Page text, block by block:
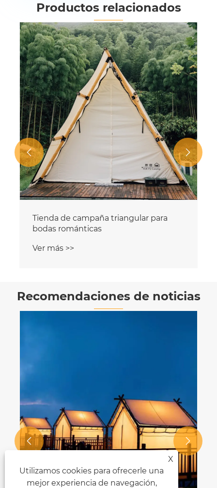
Productos relacionados
Tienda de campaña triangular para
bodas románticas
Ver más >>
 
Recomendaciones de noticias
 
X
Utilizamos cookies para ofrecerle una
mejor experiencia de navegación,